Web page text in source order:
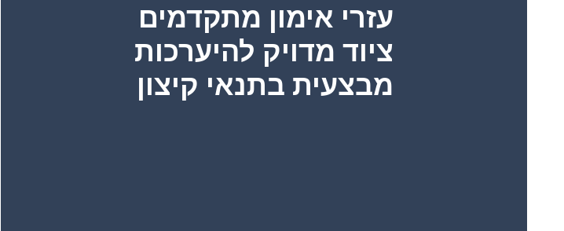
עזרי אימון מתקדמים
ציוד מדויק להיערכות
מבצעית בתנאי קיצון